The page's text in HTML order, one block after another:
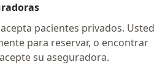
pacientes privados. Usted
para reservar, o encontrar
su aseguradora.